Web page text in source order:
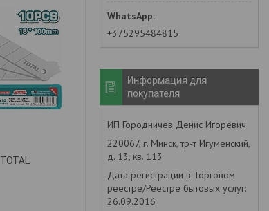
+375295484815
Информация для
покупателя
ИП Городничев Денис Игоревич
220067, г. Минск, тр-т Игуменский,
д. 13, кв. 113
Дата регистрации в Торговом
реестре/Реестре бытовых услуг:
26.09.2016